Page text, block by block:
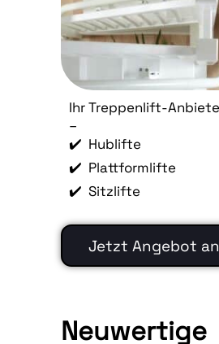
Ihr Treppenlift-
–
✔️ Hublifte
✔️ Plattformlifte
✔️ Sitzlifte
Jetzt Angebot
Neuwertige